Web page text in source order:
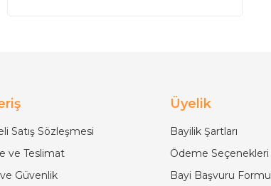
Satış Sözleşmesi
ve Teslimat
Güvenlik
Üyelik
Bayilik Şartları
Ödeme Seçenekleri
Bayi Başvuru Formu